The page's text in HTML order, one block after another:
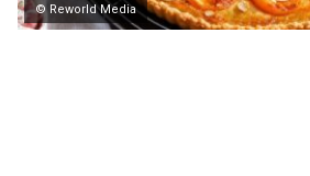
© Reworld Media